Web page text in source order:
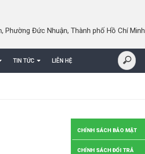
Phường Đức Nhuận, Thành phố Hồ Chí Minh
TIN TỨC LIÊN HỆ
CHÍNH SÁCH BẢO MẬT
CHÍNH SÁCH ĐỔI TRẢ